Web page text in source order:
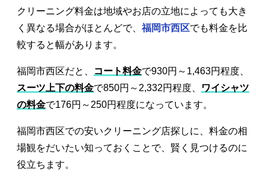
クリーニング料金は地域やお店の立地によっても大き
く異なる場合がほとんどで、 福岡市西区でも料金を比
較すると幅があります。
福岡市西区だと、 コート料金で930円～1,463円程度、
スーツ上下の料金で850円～2,332円程度、
ワイシャツ
の料金で176円～250円程度になっています。
福岡市西区での安いクリーニング店探しに、料金の相
場観をだいたい知っておくことで、賢く見つけるのに
役立ちます。